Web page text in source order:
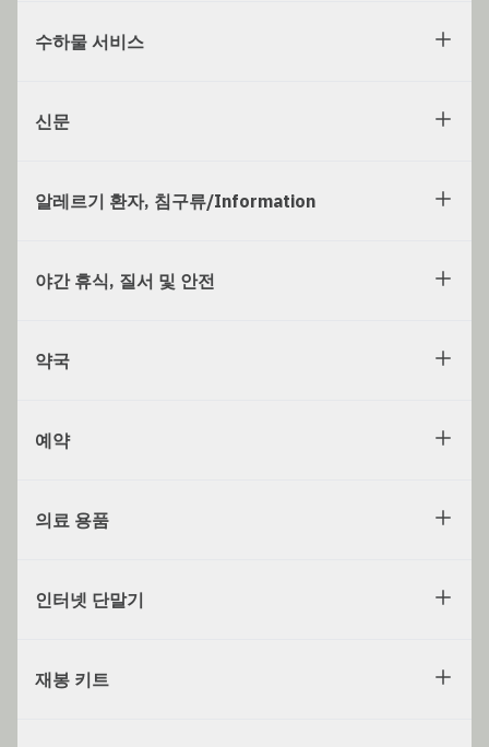
수하물 서비스
신문
알레르기 환자, 침구류/Information
야간 휴식, 질서 및 안전
약국
예약
의료 용품
인터넷 단말기
재봉 키트